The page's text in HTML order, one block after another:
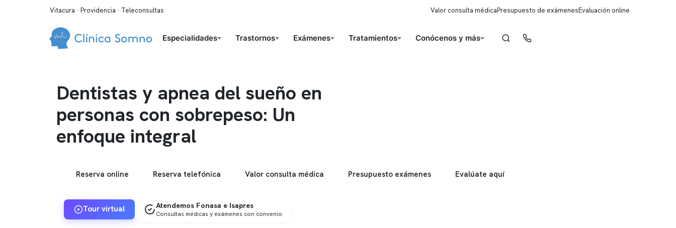
Vitacura · Providencia · Teleconsultas Valor consulta médicaPresupuesto de exámenesEvaluación online
Especialidades Trastornos Exámenes Tratamientos Conócenos y más
Dentistas y apnea del sueño en
personas con sobrepeso: Un
enfoque integral
Reserva online Reserva telefónica Valor consulta médica Presupuesto exámenes Evalúate aquí
Tour virtual Atendemos Fonasa e Isapres
Consultas médicas y exámenes con convenio